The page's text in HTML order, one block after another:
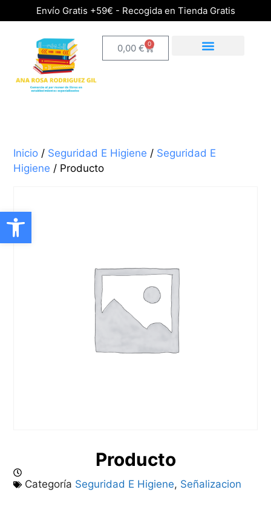
Abrir barra de herramientas
Envío Gratis +59€ - Recogida en Tienda Gratis
0,00 € 0
Producto
Categoría Seguridad E Higiene, Señalizacion
Inicio / Seguridad E Higiene / Seguridad E
Higiene / Producto